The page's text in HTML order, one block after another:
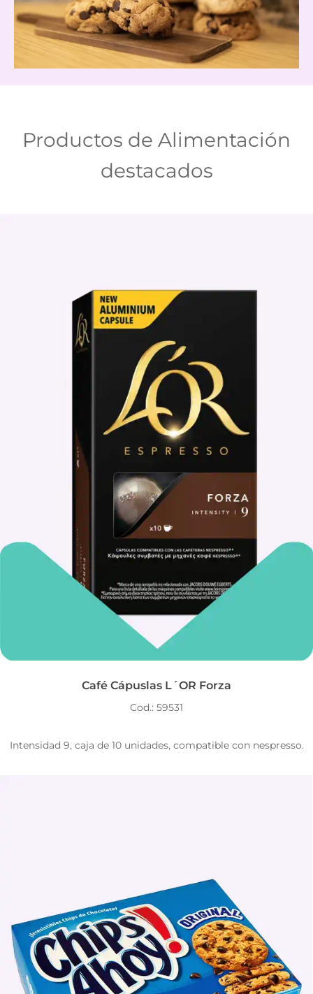
Productos de Alimentación
destacados
Café Cápuslas L´OR Forza
Cod.: 59531
Intensidad 9, caja de 10 unidades, compatible con nespresso.